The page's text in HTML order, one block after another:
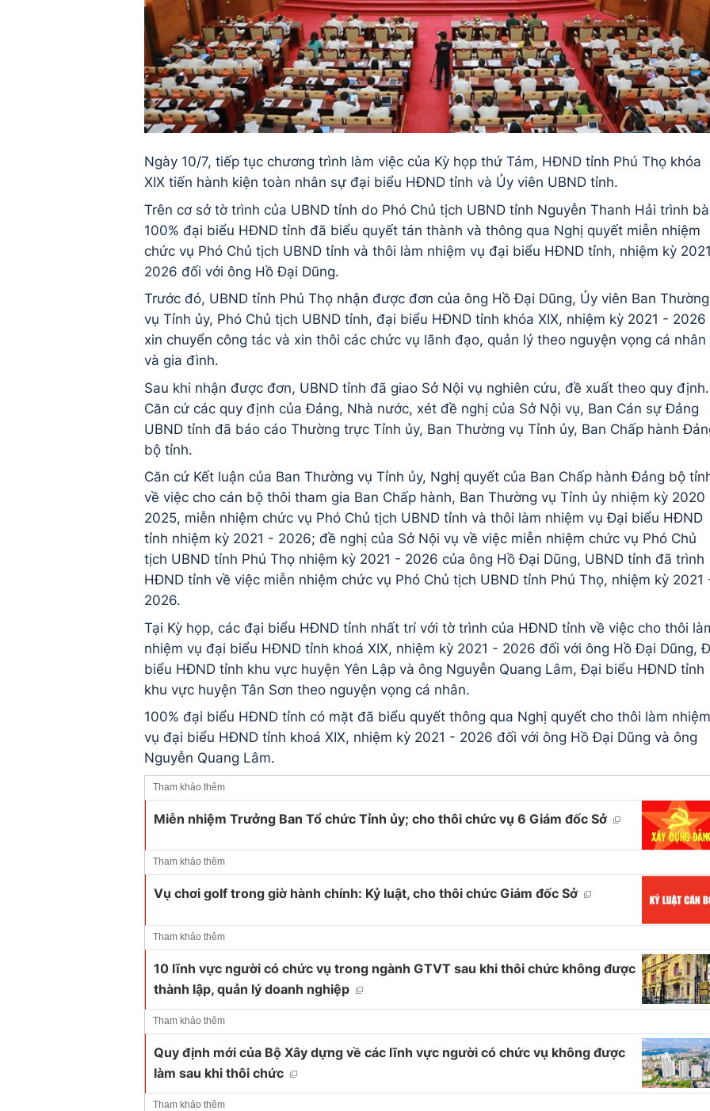
Ngày 10/7, tiếp tục chương trình làm việc của Kỳ họp thứ Tám, HĐND tỉnh Phú Thọ khóa
XIX tiến hành kiện toàn nhân sự đại biểu HĐND tỉnh và Ủy viên UBND tỉnh.
Trên cơ sở tờ trình của UBND tỉnh do Phó Chủ tịch UBND tỉnh Nguyễn Thanh Hải trình
100% đại biểu HĐND tỉnh đã biểu quyết tán thành và thông qua Nghị quyết miễn nhiệm
chức vụ Phó Chủ tịch UBND tỉnh và thôi làm nhiệm vụ đại biểu HĐND tỉnh, nhiệm kỳ
2026 đối với ông Hồ Đại Dũng.
Trước đó, UBND tỉnh Phú Thọ nhận được đơn của ông Hồ Đại Dũng, Ủy viên Ban Thường
vụ Tỉnh ủy, Phó Chủ tịch UBND tỉnh, đại biểu HĐND tỉnh khóa XIX, nhiệm kỳ 2021 - 2026
xin chuyển công tác và xin thôi các chức vụ lãnh đạo, quản lý theo nguyện vọng cá nhân
và gia đình.
Sau khi nhận được đơn, UBND tỉnh đã giao Sở Nội vụ nghiên cứu, đề xuất theo quy định.
Căn cứ các quy định của Đảng, Nhà nước, xét đề nghị của Sở Nội vụ, Ban Cán sự Đảng
UBND tỉnh đã báo cáo Thường trực Tỉnh ủy, Ban Thường vụ Tỉnh ủy, Ban Chấp hành
bộ tỉnh.
Căn cứ Kết luận của Ban Thường vụ Tỉnh ủy, Nghị quyết của Ban Chấp hành Đảng bộ
về việc cho cán bộ thôi tham gia Ban Chấp hành, Ban Thường vụ Tỉnh ủy nhiệm kỳ 2020
2025, miễn nhiệm chức vụ Phó Chủ tịch UBND tỉnh và thôi làm nhiệm vụ Đại biểu HĐND
tỉnh nhiệm kỳ 2021 - 2026; đề nghị của Sở Nội vụ về việc miễn nhiệm chức vụ Phó Chủ
tịch UBND tỉnh Phú Thọ nhiệm kỳ 2021 - 2026 của ông Hồ Đại Dũng, UBND tỉnh đã trình
HĐND tỉnh về việc miễn nhiệm chức vụ Phó Chủ tịch UBND tỉnh Phú Thọ, nhiệm kỳ 2021
2026.
Tại Kỳ họp, các đại biểu HĐND tỉnh nhất trí với tờ trình của HĐND tỉnh về việc cho thôi
nhiệm vụ đại biểu HĐND tỉnh khoá XIX, nhiệm kỳ 2021 - 2026 đối với ông Hồ Đại Dũng,
biểu HĐND tỉnh khu vực huyện Yên Lập và ông Nguyễn Quang Lâm, Đại biểu HĐND tỉnh
khu vực huyện Tân Sơn theo nguyện vọng cá nhân.
100% đại biểu HĐND tỉnh có mặt đã biểu quyết thông qua Nghị quyết cho thôi làm nhiệm
vụ đại biểu HĐND tỉnh khoá XIX, nhiệm kỳ 2021 - 2026 đối với ông Hồ Đại Dũng và ông
Nguyễn Quang Lâm.
Tham khảo thêm
Miễn nhiệm Trưởng Ban Tổ chức Tỉnh ủy; cho thôi chức vụ 6 Giám đốc Sở
Tham khảo thêm
Vụ chơi golf trong giờ hành chính: Kỷ luật, cho thôi chức Giám đốc Sở
Tham khảo thêm
10 lĩnh vực người có chức vụ trong ngành GTVT sau khi thôi chức không được
thành lập, quản lý doanh nghiệp
Tham khảo thêm
Quy định mới của Bộ Xây dựng về các lĩnh vực người có chức vụ không được
làm sau khi thôi chức
Tham khảo thêm